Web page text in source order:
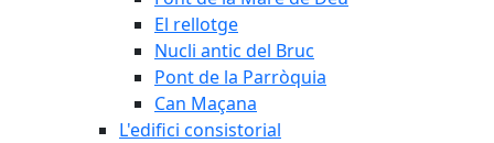
El rellotge
Nucli antic del Bruc
Pont de la Parròquia
Can Maçana
L'edifici consistorial